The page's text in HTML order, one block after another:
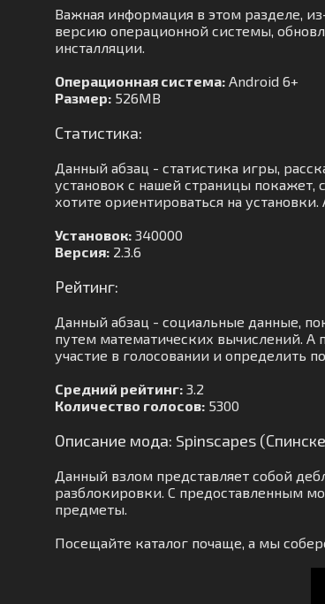
Важная информация в этом разделе,
версию операционной системы,
инсталляции.
Операционная система: Android 6+
Размер: 526MB
Статистика:
Данный абзац - статистика игры,
установок с нашей страницы покажет,
хотите ориентироваться на
Установок: 340000
Версия: 2.3.6
Рейтинг:
Данный абзац - социальные данные,
путем математических вычислений. А
участие в голосовании и определить
Средний рейтинг: 3.2
Количество голосов: 5300
Описание мода: Spinscapes
Данный взлом представляет собой
разблокировки. С предоставленным
предметы.
Посещайте каталог почаще, а мы